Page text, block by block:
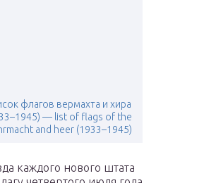
флагов вермахта и хира
— list of flags of the
and heer (1933–1945)
каждого нового штата